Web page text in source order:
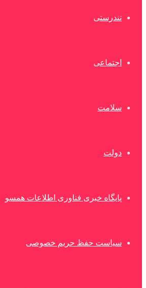
تندرستی
اجتماعی
سلامت
دولت
پایگاه خبری فناوری اطلاعات همسو
سیاست حفظ حریم خصوصی